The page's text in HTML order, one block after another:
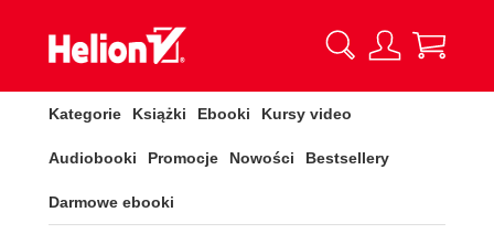
Kategorie Książki Ebooki Kursy video
Audiobooki Promocje Nowości Bestsellery
Darmowe ebooki